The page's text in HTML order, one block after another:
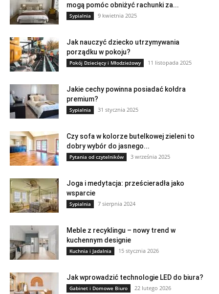
mogą pomóc obniżyć rachunki za...
Sypialnia 9 kwietnia 2025
Jak nauczyć dziecko utrzymywania
porządku w pokoju?
Pokój Dziecięcy i Młodzieżowy 11 listopada 2025
Jakie cechy powinna posiadać kołdra
premium?
Sypialnia 31 stycznia 2025
Czy sofa w kolorze butelkowej zieleni to
dobry wybór do jasnego...
Pytania od czytelników 3 września 2025
Joga i medytacja: prześcieradła jako
wsparcie
Sypialnia 7 sierpnia 2024
Meble z recyklingu – nowy trend w
kuchennym designie
Kuchnia i Jadalnia 15 stycznia 2026
Jak wprowadzić technologie LED do biura?
Gabinet i Domowe Biuro 22 lutego 2026